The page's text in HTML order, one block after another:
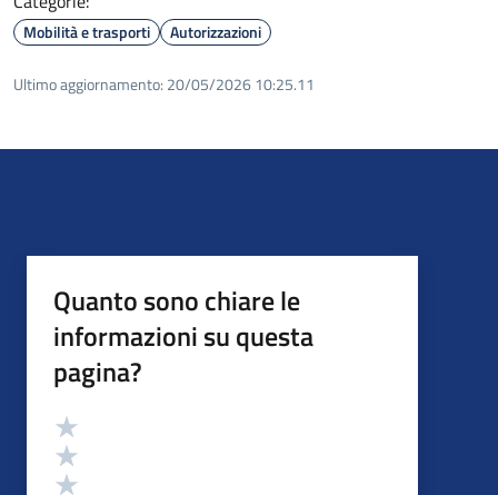
Mobilità e trasporti Autorizzazioni
Ultimo aggiornamento: 20/05/2026 10:25.11
Quanto sono chiare le
informazioni su questa
pagina?
Valutazione